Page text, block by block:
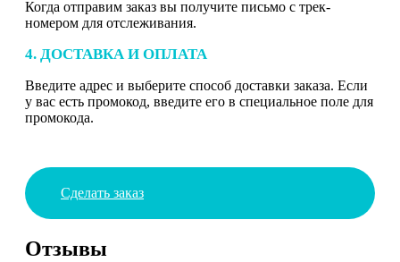
Когда отправим заказ вы получите письмо с трек-
номером для отслеживания.
4. ДОСТАВКА И ОПЛАТА
Введите адрес и выберите способ доставки заказа. Если
у вас есть промокод, введите его в специальное поле для
промокода.
Сделать заказ
Отзывы